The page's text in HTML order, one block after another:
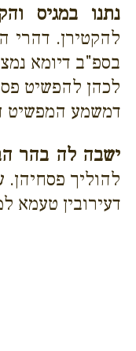
נתנו במגיס
להקטירן. דהרי
בספ"ב דיומא
לכהן להפשיט
דמשמע המפשיט
ישבה לה בהר
להוליך
דעירובין טעמא